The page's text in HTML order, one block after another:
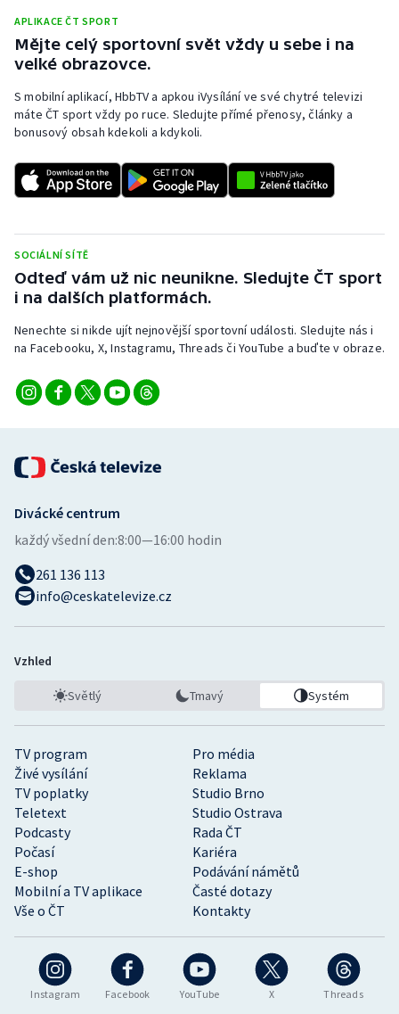
Ragby
Rychlobruslení
Rychlostní kanoistika
Short track
Sportovní střelba
Triatlon
Vodní slalom
Volejbal
APLIKACE ČT SPORT
Mějte celý sportovní svět vždy u sebe i na
velké obrazovce.
S mobilní aplikací, HbbTV a apkou iVysílání ve své chytré televizi
máte ČT sport vždy po ruce. Sledujte přímé přenosy, články a
bonusový obsah kdekoli a kdykoli.
SOCIÁLNÍ SÍTĚ
Odteď vám už nic neunikne. Sledujte ČT sport
i na dalších platformách.
Nenechte si nikde ujít nejnovější sportovní události. Sledujte nás i
na Facebooku, X, Instagramu, Threads či YouTube a buďte v obraze.
Instagram Facebook YouTube X Threads
TV program
Pro média
Živé vysílání
Reklama
TV poplatky
Studio Brno
Teletext
Studio Ostrava
Podcasty
Rada ČT
Počasí
Kariéra
E-shop
Podávání námětů
Mobilní a TV aplikace
Časté dotazy
Vše o ČT
Kontakty
Divácké centrum
každý všední den:8:00—16:00 hodin
261 136 113
info@ceskatelevize.cz
Vzhled
Světlý Tmavý Systém